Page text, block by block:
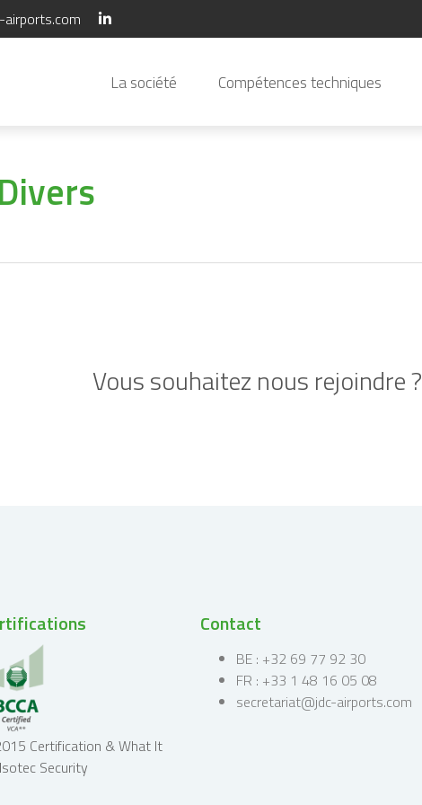
airports.com
La société Compétences techniques
Vous souhaitez nous rejoindre ?
Contact
BE : +32 69 77 92 30
FR : +33 1 48 16 05 08
secretariat@jdc-airports.com